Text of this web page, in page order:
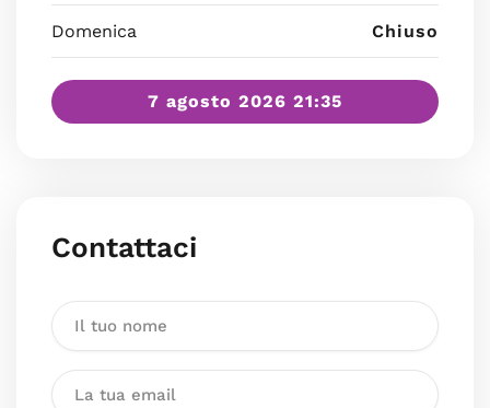
Domenica Chiuso
7 agosto 2026 21:35
Contattaci